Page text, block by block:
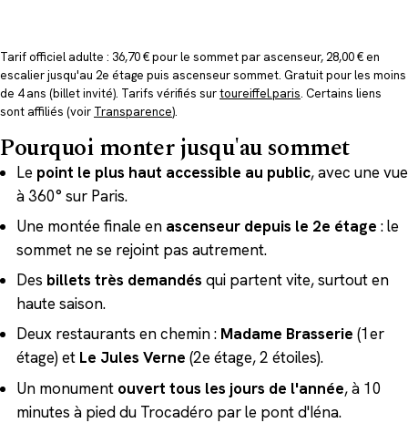
Tarif officiel adulte : 36,70 € pour le sommet par ascenseur, 28,00 € en
escalier jusqu'au 2e étage puis ascenseur sommet. Gratuit pour les moins
de 4 ans (billet invité). Tarifs vérifiés surtoureiffel.paris. Certains liens
sont affiliés (voir Transparence).
Pourquoi monter jusqu'au sommet
Le point le plus haut accessible au public, avec une vue
à 360° sur Paris.
Une montée finale en ascenseur depuis le 2e étage : le
sommet ne se rejoint pas autrement.
Des billets très demandés qui partent vite, surtout en
haute saison.
Deux restaurants en chemin : Madame Brasserie (1er
étage) et Le Jules Verne (2e étage, 2 étoiles).
Un monument ouvert tous les jours de l'année, à 10
minutes à pied du Trocadéro par le pont d'Iéna.